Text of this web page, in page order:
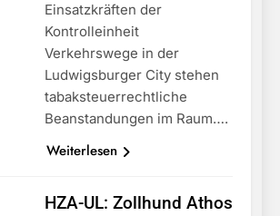
Einsatzkräften der
Kontrolleinheit
Verkehrswege in der
Ludwigsburger City stehen
tabaksteuerrechtliche
Beanstandungen im Raum….
Weiterlesen
HZA-UL: Zollhund Athos